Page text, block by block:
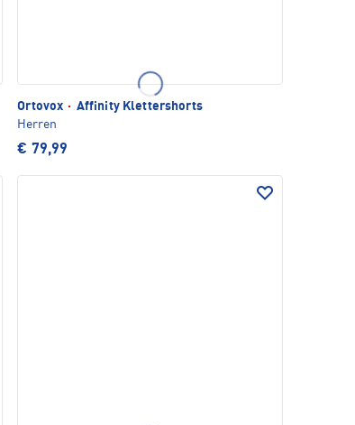
Ortovox · Affinity Klettershorts
Herren
€ 79,99